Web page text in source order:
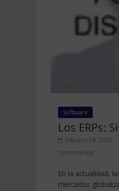
Software
Los
febrero 18, 2003
comentarios
En la actualidad,
mercados